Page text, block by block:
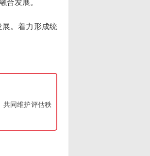
。着力形成统
共同维护评估秩